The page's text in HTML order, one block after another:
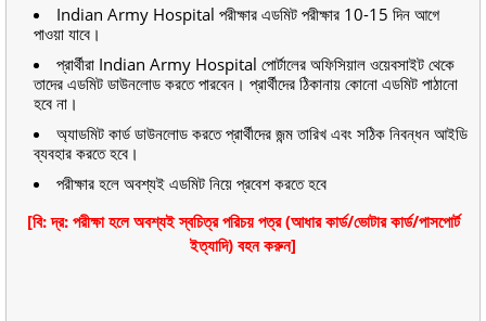
Indian Army Hospital পরীক্ষার এডমিট পরীক্ষার 10-15 দিন আগে
পাওয়া যাবে।
প্রার্থীরা Indian Army Hospital পোর্টালের অফিসিয়াল ওয়েবসাইট থেকে
তাদের এডমিট ডাউনলোড করতে পারবেন। প্রার্থীদের ঠিকানায় কোনো এডমিট পাঠানো
হবে না।
অ্যাডমিট কার্ড ডাউনলোড করতে প্রার্থীদের জন্ম তারিখ এবং সঠিক নিবন্ধন আইডি
ব্যবহার করতে হবে।
পরীক্ষার হলে অবশ্যই এডমিট নিয়ে প্রবেশ করতে হবে
[বি: দ্র: পরীক্ষা হলে অবশ্যই স্বচিত্র পরিচয় পত্র (আধার কার্ড/ভোটার কার্ড/পাসপোর্ট
ইত্যাদি) বহন করুন]